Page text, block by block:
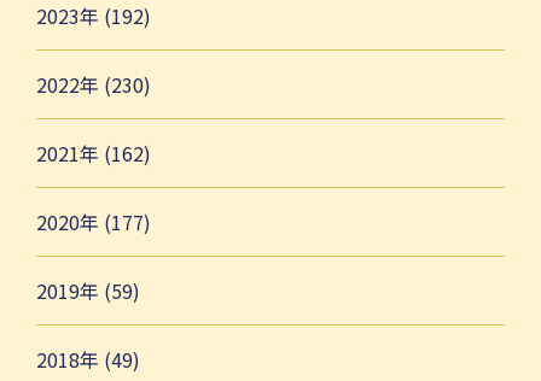
2023年 (192)
2022年 (230)
2021年 (162)
2020年 (177)
2019年 (59)
2018年 (49)